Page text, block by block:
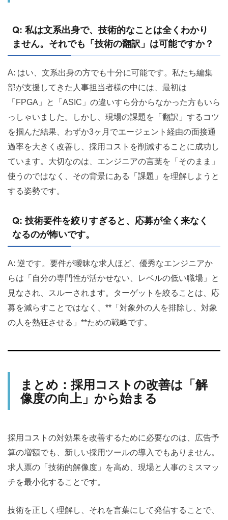
Q: 私は文系出身で、技術的なことは全くわかり
ません。それでも「技術の翻訳」は可能ですか？
A: はい、文系出身の方でも十分に可能です。私たち編集
部が支援してきた人事担当者様の中には、最初は
「FPGA」と「ASIC」の違いすら分からなかった方もいら
っしゃいました。しかし、現場の課題を「翻訳」するコツ
を掴んだ結果、わずか3ヶ月でエージェント経由の面接通
過率を大きく改善し、採用コストを削減することに成功し
ています。大切なのは、エンジニアの言葉を「そのまま」
使うのではなく、その背景にある「課題」を理解しようと
する姿勢です。
Q: 技術要件を絞りすぎると、応募が全く来なく
なるのが怖いです。
A: 逆です。要件が曖昧な求人ほど、優秀なエンジニアか
らは「自分の専門性が活かせない、レベルの低い職場」と
見なされ、スルーされます。ターゲットを絞ることは、応
募を減らすことではなく、**「対象外の人を排除し、対象
の人を熱狂させる」**ための戦略です。
まとめ：採用コストの改善は「解
像度の向上」から始まる
採用コストの対効果を改善するために必要なのは、広告予
算の増額でも、新しい採用ツールの導入でもありません。
求人票の「技術的解像度」を高め、現場と人事のミスマッ
チを最小化することです。
技術を正しく理解し、それを言葉にして発信することで、